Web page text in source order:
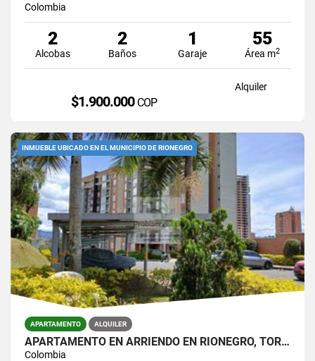
Colombia
2
Alcobas
2
Baños
1
Garaje
55
Área m2
Alquiler
$1.900.000 COP
INMUEBLE UBICADO EN EL MUNICIPIO DE RIONEGRO
APARTAMENTO ALQUILER
APARTAMENTO EN ARRIENDO EN RIONEGRO, TORRES DEL CAMPO
Colombia